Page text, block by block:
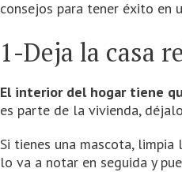
consejos para tener éxito en
1-Deja la casa
El interior del hogar tiene
es parte de la vivienda,
Si tienes una mascota,
lo va a notar en seguida y